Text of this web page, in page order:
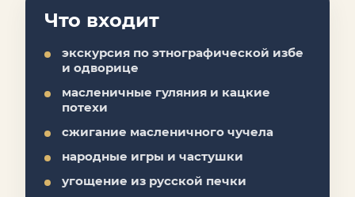
Что входит
экскурсия по этнографической избе
и одворице
масленичные гуляния и кацкие
потехи
сжигание масленичного чучела
народные игры и частушки
угощение из русской печки